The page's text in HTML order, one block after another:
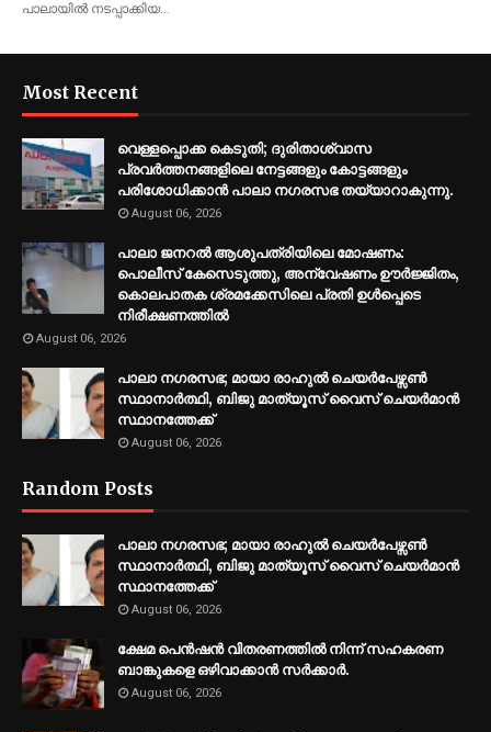
പാലായില്‍ നടപ്പാക്കിയ…
Most Recent
വെള്ളപ്പൊക്ക കെടുതി; ദുരിതാശ്വാസ
പ്രവര്‍ത്തനങ്ങളിലെ നേട്ടങ്ങളും കോട്ടങ്ങളും
പരിശോധിക്കാന്‍ പാലാ നഗരസഭ തയ്യാറാകുന്നു.
August 06, 2026
പാലാ ജനറല്‍ ആശുപത്രിയിലെ മോഷണം:
പൊലീസ് കേസെടുത്തു, അന്വേഷണം ഊര്‍ജ്ജിതം,
കൊലപാതക ശ്രമക്കേസിലെ പ്രതി ഉള്‍പ്പെടെ
നിരീക്ഷണത്തില്‍
August 06, 2026
പാലാ നഗരസഭ; മായാ രാഹുല്‍ ചെയര്‍പേഴ്സണ്‍
സ്ഥാനാര്‍ത്ഥി, ബിജു മാത്യൂസ് വൈസ് ചെയര്‍മാന്‍
സ്ഥാനത്തേക്ക്
August 06, 2026
Random Posts
പാലാ നഗരസഭ; മായാ രാഹുല്‍ ചെയര്‍പേഴ്സണ്‍
സ്ഥാനാര്‍ത്ഥി, ബിജു മാത്യൂസ് വൈസ് ചെയര്‍മാന്‍
സ്ഥാനത്തേക്ക്
August 06, 2026
ക്ഷേമ പെൻഷൻ വിതരണത്തിൽ നിന്ന് സഹകരണ
ബാങ്കുകളെ ഒഴിവാക്കാൻ സർക്കാർ.
August 06, 2026